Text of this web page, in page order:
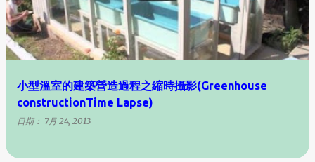
小型溫室的建築營造過程之縮時攝影(Greenhouse
constructionTime Lapse)
日期： 7月 24, 2013